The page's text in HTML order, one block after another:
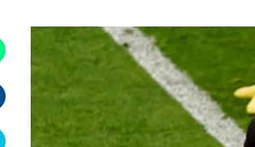
סינית
ברזילאית
נוספות